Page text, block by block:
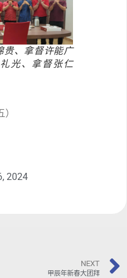
贵、拿督许能广
光、拿督张仁
2024
NEXT
甲辰年新春大团拜